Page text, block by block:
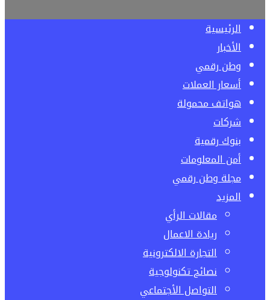
الرئيسية
الأخبار
وطن رقمي
أسعار العملات
هواتف محمولة
شركات
بنوك رقمية
أمن المعلومات
مجلة وطن رقمي
المزيد
مقالات الرأي
ريادة الاعمال
التجارة الالكترونية
نصائح تكنولوجية
التواصل الأجتماعي